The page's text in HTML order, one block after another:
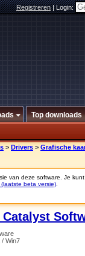
Registreren|Login:
Top downloads
> Drivers > Grafische
van deze software. Je
beta versie)
Catalyst
/ Win7